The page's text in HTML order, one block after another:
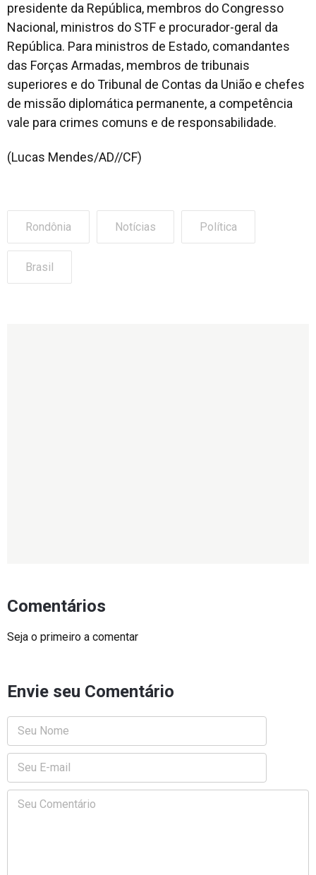
presidente da República, membros do Congresso
Nacional, ministros do STF e procurador-geral da
República. Para ministros de Estado, comandantes
das Forças Armadas, membros de tribunais
superiores e do Tribunal de Contas da União e chefes
de missão diplomática permanente, a competência
vale para crimes comuns e de responsabilidade.
(Lucas Mendes/AD//CF)
Rondônia Notícias Política
Brasil
Comentários
Seja o primeiro a comentar
Envie seu Comentário